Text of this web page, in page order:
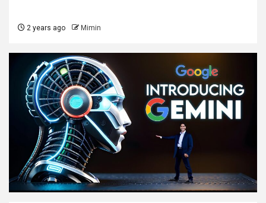
2 years ago Mimin